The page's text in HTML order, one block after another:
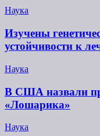
Наука
Изучены
устойчивости к
Наука
В США назвали
«Лошарика»
Наука